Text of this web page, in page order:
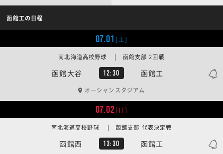
函館工の日程
07.01 [土]
函館大谷 12:30 函館工
南北海道高校野球 | 函館支部 2回戦
オーシャンスタジアム
07.02[日]
函館西 13:30 函館工
南北海道高校野球 | 函館支部 代表決定戦